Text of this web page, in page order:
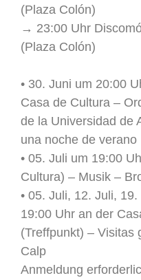
(Plaza Colón)
→ 23:00 Uhr
(Plaza Colón)
• 30. Juni um 20:00
Casa de Cultura –
de la Universidad de
una noche de verano
• 05. Juli um 19:00
Cultura) – Musik –
• 05. Juli, 12. Juli,
19:00 Uhr an der
(Treffpunkt) – Visitas
Calp
Anmeldung